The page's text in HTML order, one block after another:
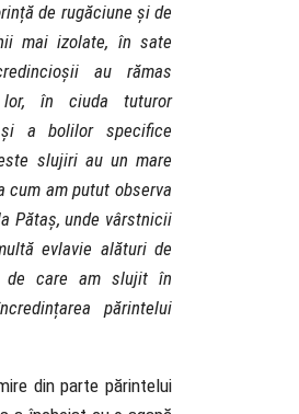
de rugăciune și de
mai izolate, în sate
au rămas
în ciuda tuturor
a bolilor specifice
slujiri au un mare
cum am putut observa
Pătaș, unde vârstnicii
evlavie alături de
de care am slujit în
părintelui
din parte părintelui